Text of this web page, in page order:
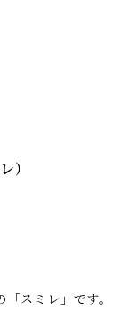
）
スミレ」です。